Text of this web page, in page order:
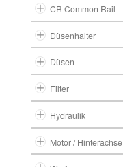
CR Common Rail
Düsenhalter
Düsen
Filter
Hydraulik
Motor / Hinterachse